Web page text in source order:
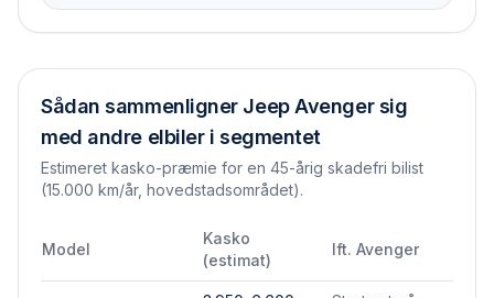
Sådan sammenligner Jeep Avengersig
med andre elbiler i segmentet
Estimeret kasko-præmie for en 45-årig skadefri bilist
(15.000 km/år, hovedstadsområdet).
Model
Kasko
(estimat)
Ift. Avenger